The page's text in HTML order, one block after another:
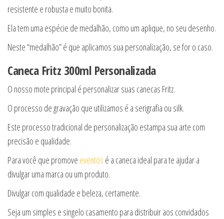
resistente e robusta e muito bonita.
Ela tem uma espécie de medalhão, como um aplique, no seu desenho.
Neste “medalhão” é que aplicamos sua personalização, se for o caso.
Caneca Fritz 300ml Personalizada
O nosso mote principal é personalizar suas canecas Fritz.
O processo de gravação que utilizamos é a serigrafia ou silk.
Este processo tradicional de personalização estampa sua arte com
precisão e qualidade.
Para você que promove eventos é a caneca ideal para te ajudar a
divulgar uma marca ou um produto.
Divulgar com qualidade e beleza, certamente.
Seja um simples e singelo casamento para distribuir aos convidados